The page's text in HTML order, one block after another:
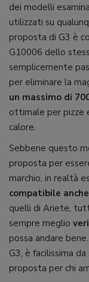
dei modelli
utilizzati su
proposta di G3 è
G10006 dello
semplicemente
per eliminare la
un massimo di
ottimale per pizze
calore.
Sebbene questo
proposta per
marchio, in realtà
compatibile
quelli di Ariete,
sempre meglio
possa andare
G3, è facilissima
proposta per chi